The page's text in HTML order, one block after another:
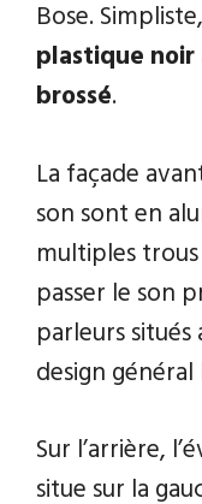
Bose.
plastique noir
brossé.
La façade
son sont en
multiples
passer le son
parleurs
design
Sur l’arrière,
situe sur la